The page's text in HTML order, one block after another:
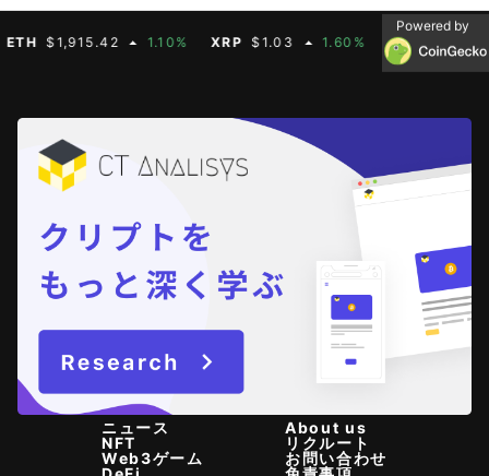
$1,915.42 1.10% XRP $1.03 1.60% BNB $592.88
Powered by
ニュース
NFT
Web3ゲーム
About us
リクルート
お問い合わせ